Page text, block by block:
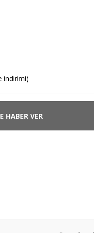
indirimi)
HABER VER